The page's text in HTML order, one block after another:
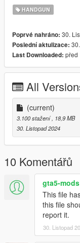
HQ Models
-- Replaces sns
Release
HANDGUN
Poprvé nahráno: 30.
Poslední aktulizace:
Last Downloaded: před
All
(current)
3.100 stažení , 18,9 MB
30. Listopad 2024
10 Komentářů
gta5-mods
This file
this file
report it.
30. Listopad